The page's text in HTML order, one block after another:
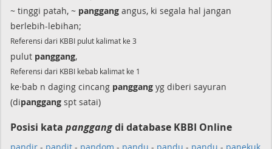
~ tinggi patah, ~ panggang angus, ki segala hal jangan
berlebih-lebihan;
Referensi dari KBBI pulut kalimat ke 3
pulut panggang,
Referensi dari KBBI kebab kalimat ke 1
ke·bab n daging cincang panggang yg diberi sayuran
(dipanggang spt satai)
Posisi kata panggangdi database KBBI Online